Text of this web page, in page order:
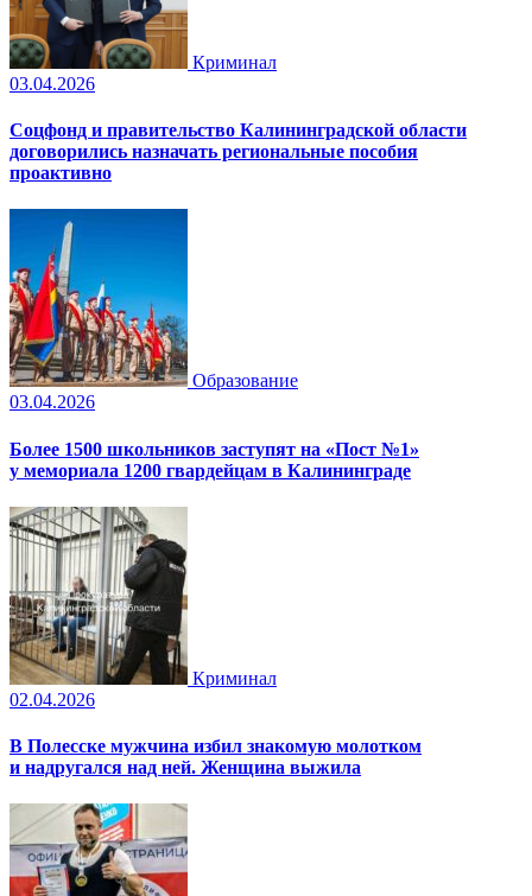
Криминал
03.04.2026
Соцфонд и правительство Калининградской области
договорились назначать региональные пособия
проактивно
Образование
03.04.2026
Более 1500 школьников заступят на «Пост №1»
у мемориала 1200 гвардейцам в Калининграде
Криминал
02.04.2026
В Полесске мужчина избил знакомую молотком
и надругался над ней. Женщина выжила